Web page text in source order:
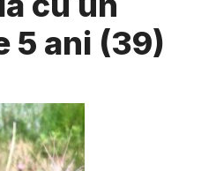
5 ani (39)